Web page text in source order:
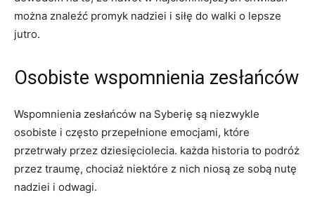
można znaleźć promyk nadziei i siłę do walki o lepsze
jutro.
Osobiste wspomnienia zesłańców
Wspomnienia zesłańców na Syberię są niezwykle
osobiste i często przepełnione emocjami, które
przetrwały przez dziesięciolecia. każda historia to podróż
przez traumę, chociaż niektóre z nich niosą ze sobą nutę
nadziei i odwagi.